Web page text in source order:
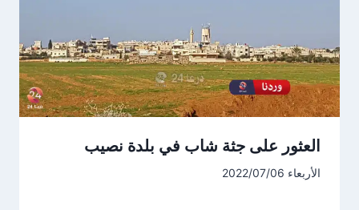
العثور على جثة شاب في بلدة نصيب
الأربعاء 2022/07/06